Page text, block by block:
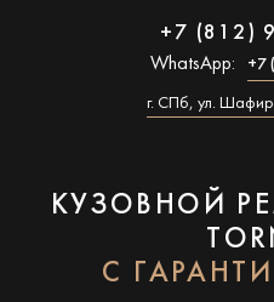
+7 (812)
WhatsApp: +7
г. СПб, ул.
КУЗОВНОЙ
С